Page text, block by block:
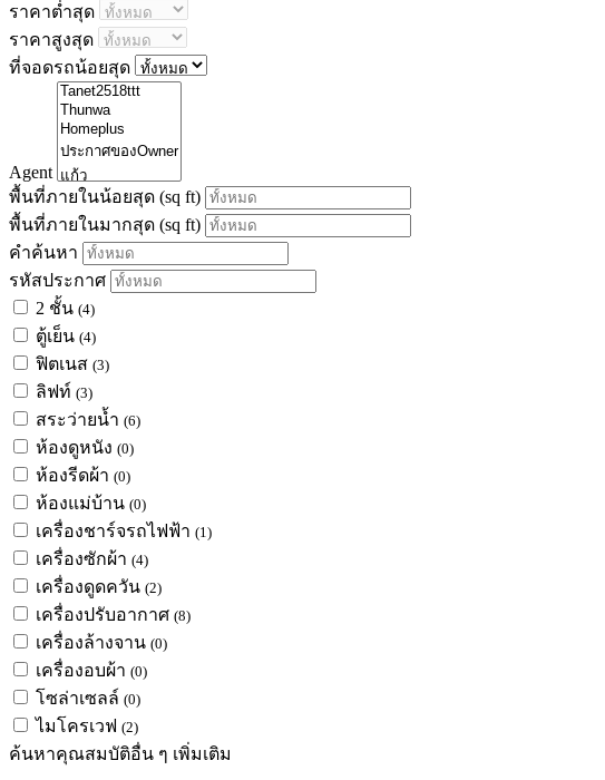
ราคาต่ำสุด
ราคาสูงสุด
ที่จอดรถน้อยสุด
Agent
พื้นที่ภายในน้อยสุด (sq ft)
พื้นที่ภายในมากสุด (sq ft)
คำค้นหา
รหัสประกาศ
2 ชั้น (4)
ตู้เย็น (4)
ฟิตเนส (3)
ลิฟท์ (3)
สระว่ายน้ำ (6)
ห้องดูหนัง (0)
ห้องรีดผ้า (0)
ห้องแม่บ้าน (0)
เครื่องชาร์จรถไฟฟ้า (1)
เครื่องซักผ้า (4)
เครื่องดูดควัน (2)
เครื่องปรับอากาศ (8)
เครื่องล้างจาน (0)
เครื่องอบผ้า (0)
โซล่าเซลล์ (0)
ไมโครเวฟ (2)
ค้นหาคุณสมบัติอื่น ๆ เพิ่มเติม